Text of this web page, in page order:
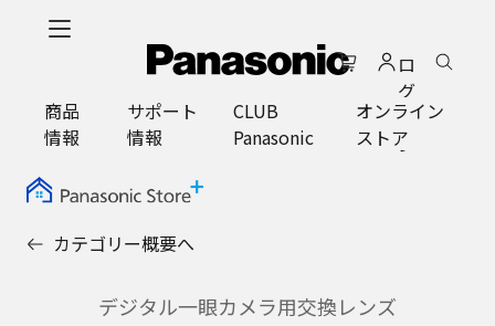
ロ
グ
イ
ン
商品
情報
サポート
情報
CLUB
Panasonic
オンライン
ストア
カテゴリー概要へ
デジタル一眼カメラ用交換レンズ